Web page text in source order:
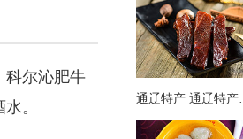
尔沁肥牛
。
通辽